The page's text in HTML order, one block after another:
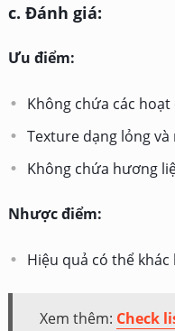
c. Đánh giá:
Ưu điểm:
Không chứa các
Texture dạng lỏng
Không chứa hương
Nhược điểm:
Hiệu quả có thể
Xem thêm: Check